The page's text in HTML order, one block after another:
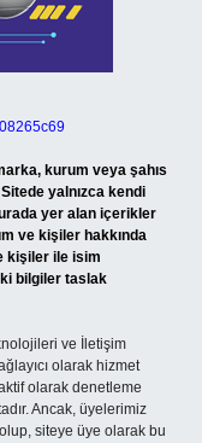
kurum veya şahıs
yalnızca kendi
yer alan içerikler
ve kişiler hakkında
kişiler ile isim
bilgiler taslak
ve İletişim
olarak hizmet
olarak denetleme
Ancak, üyelerimiz
siteye üye olarak bu